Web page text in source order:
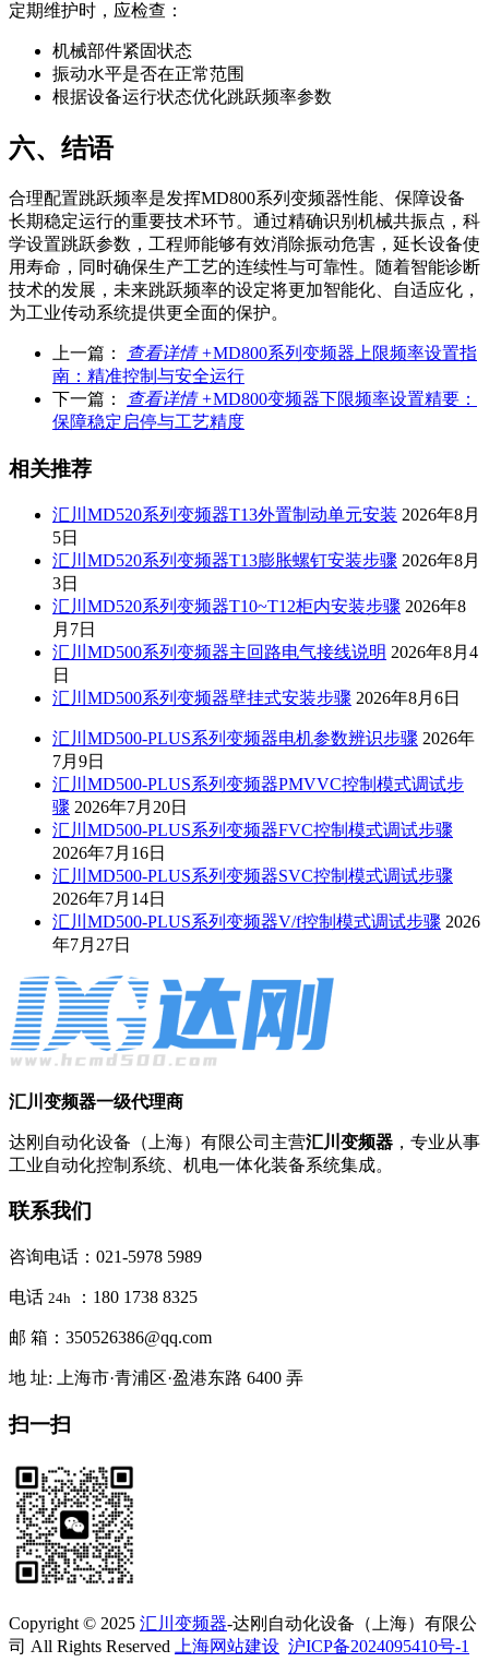
定期维护时，应检查：
机械部件紧固状态
振动水平是否在正常范围
根据设备运行状态优化跳跃频率参数
六、结语
合理配置跳跃频率是发挥MD800系列变频器性能、保障设备
长期稳定运行的重要技术环节。通过精确识别机械共振点，科
学设置跳跃参数，工程师能够有效消除振动危害，延长设备使
用寿命，同时确保生产工艺的连续性与可靠性。随着智能诊断
技术的发展，未来跳跃频率的设定将更加智能化、自适应化，
为工业传动系统提供更全面的保护。
上一篇： 查看详情 +MD800系列变频器上限频率设置指
南：精准控制与安全运行
下一篇：
查看详情 +MD800变频器下限频率设置精要：
保障稳定启停与工艺精度
相关推荐
汇川MD520系列变频器T13外置制动单元安装 2026年8月
5日
汇川MD520系列变频器T13膨胀螺钉安装步骤 2026年8月
3日
汇川MD520系列变频器T10~T12柜内安装步骤 2026年8
月7日
汇川MD500系列变频器主回路电气接线说明 2026年8月4
日
汇川MD500系列变频器壁挂式安装步骤 2026年8月6日
汇川MD500-PLUS系列变频器电机参数辨识步骤 2026年
7月9日
汇川MD500-PLUS系列变频器PMVVC控制模式调试步
骤 2026年7月20日
汇川MD500-PLUS系列变频器FVC控制模式调试步骤
2026年7月16日
汇川MD500-PLUS系列变频器SVC控制模式调试步骤
2026年7月14日
汇川MD500-PLUS系列变频器V/f控制模式调试步骤 2026
年7月27日
汇川变频器一级代理商
达刚自动化设备（上海）有限公司主营汇川变频器 ，专业从事
工业自动化控制系统、机电一体化装备系统集成。
联系我们
咨询电话：021-5978 5989
电话 24h ：180 1738 8325
邮 箱：350526386@qq.com
地 址: 上海市·青浦区·盈港东路 6400 弄
扫一扫
Copyright © 2025 汇川变频器-达刚自动化设备（上海）有限公
司 All Rights Reserved
上海网站建设 沪ICP备2024095410号-1